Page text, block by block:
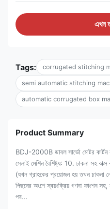
এখন
Tags: corrugated stitching
semi automatic stitching
automatic corrugated box
Product Summary
BDJ-2000B ডাবল সার্ভো মোটর কার্টন
সেলাই মেশিন বৈশিষ্ট্য: 10. ঢাকনা সহ
(যখন গ্রাহকের প্রয়োজন হয় তখন ঢাকনা
পিছনের অংশে স্বয়ংক্রিয় গণনা ফাংশন
পর...